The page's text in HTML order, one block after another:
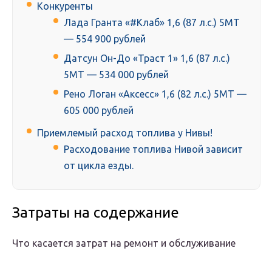
Конкуренты
Лада Гранта «#Клаб» 1,6 (87 л.с.) 5МТ
— 554 900 рублей
Датсун Он-До «Траст 1» 1,6 (87 л.с.)
5МТ — 534 000 рублей
Рено Логан «Аксесс» 1,6 (82 л.с.) 5МТ —
605 000 рублей
Приемлемый расход топлива у Нивы!
Расходование топлива Нивой зависит
от цикла езды.
Затраты на содержание
Что касается затрат на ремонт и обслуживание